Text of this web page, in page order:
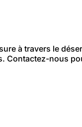
à travers le
Contactez-nous